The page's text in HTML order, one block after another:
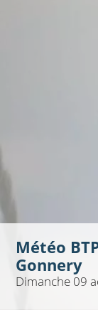
Météo
Gonnery
Dimanche 09